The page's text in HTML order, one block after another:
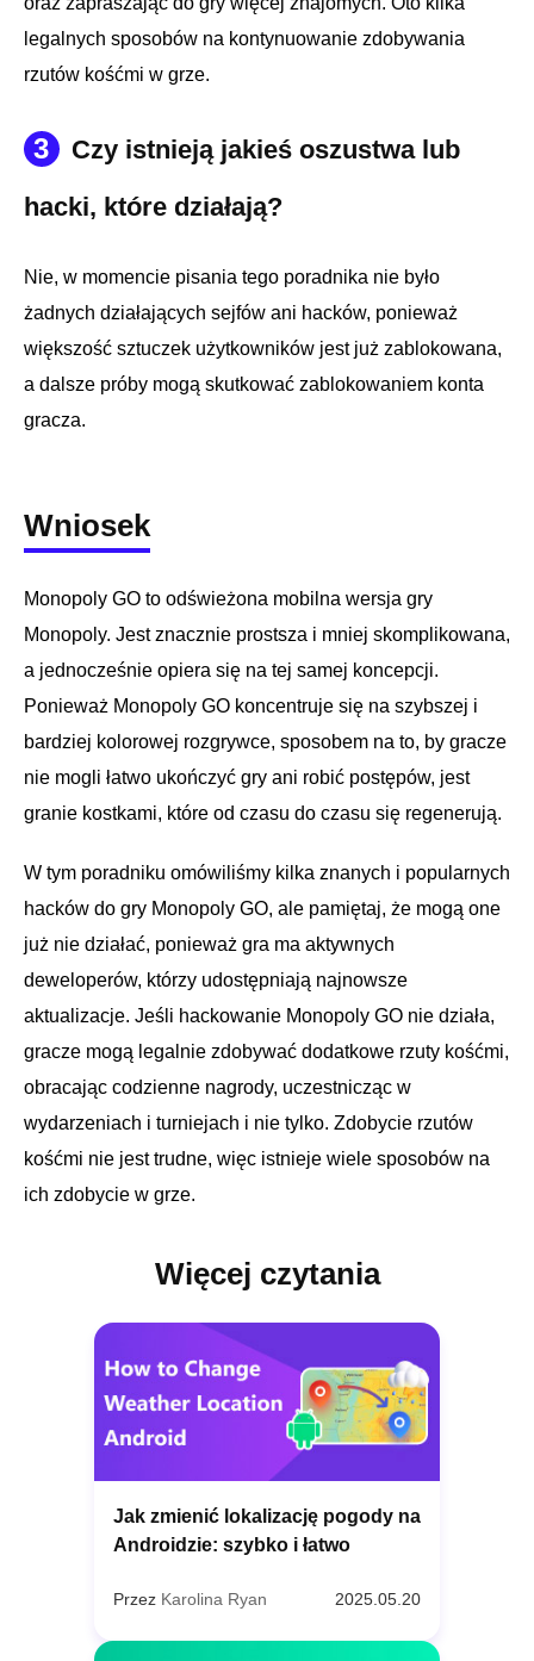
legalnych sposobów na kontynuowanie zdobywania
rzutów kośćmi w grze.
3
Czy istnieją jakieś oszustwa lub
hacki, które działają?
Nie, w momencie pisania tego poradnika nie było
żadnych działających sejfów ani hacków, ponieważ
większość sztuczek użytkowników jest już zablokowana,
a dalsze próby mogą skutkować zablokowaniem konta
gracza.
Wniosek
Monopoly GO to odświeżona mobilna wersja gry
Monopoly. Jest znacznie prostsza i mniej skomplikowana,
a jednocześnie opiera się na tej samej koncepcji.
Ponieważ Monopoly GO koncentruje się na szybszej i
bardziej kolorowej rozgrywce, sposobem na to, by gracze
nie mogli łatwo ukończyć gry ani robić postępów, jest
granie kostkami, które od czasu do czasu się regenerują.
W tym poradniku omówiliśmy kilka znanych i popularnych
hacków do gry Monopoly GO, ale pamiętaj, że mogą one
już nie działać, ponieważ gra ma aktywnych
deweloperów, którzy udostępniają najnowsze
aktualizacje. Jeśli hackowanie Monopoly GO nie działa,
gracze mogą legalnie zdobywać dodatkowe rzuty kośćmi,
obracając codzienne nagrody, uczestnicząc w
wydarzeniach i turniejach i nie tylko. Zdobycie rzutów
kośćmi nie jest trudne, więc istnieje wiele sposobów na
ich zdobycie w grze.
Więcej czytania
Jak zmienić lokalizację pogody na
Androidzie: szybko i łatwo
Przez Karolina Ryan 2025.05.20